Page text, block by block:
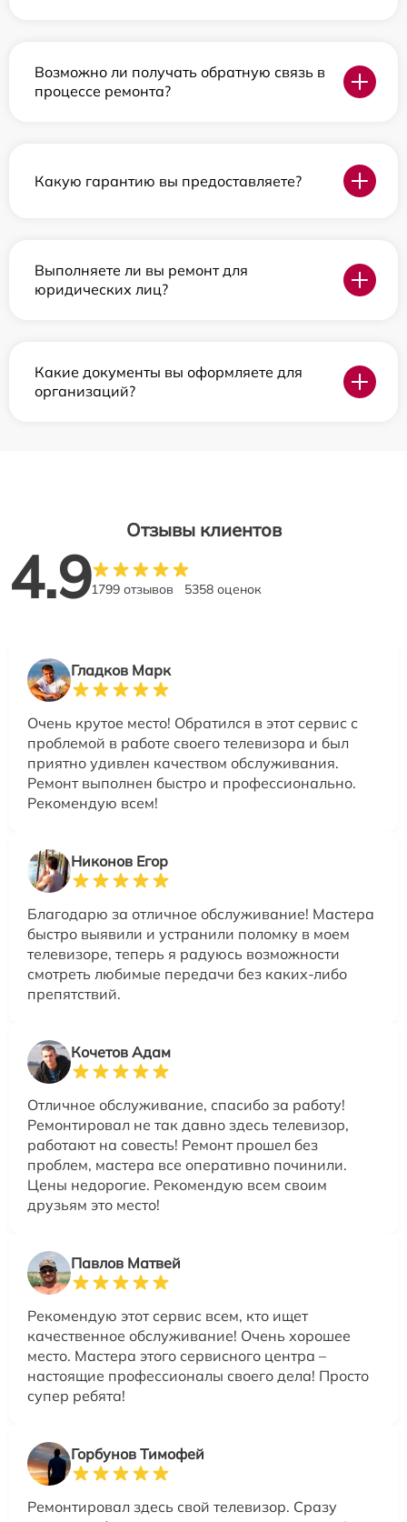
Возможно ли получать обратную связь в
процессе ремонта?
Какую гарантию вы предоставляете?
Выполняете ли вы ремонт для
юридических лиц?
Какие документы вы оформляете для
организаций?
Отзывы клиентов
4.91799 отзывов 5358 оценок
Гладков Марк
Очень крутое место! Обратился в этот сервис с
проблемой в работе своего телевизора и был
приятно удивлен качеством обслуживания.
Ремонт выполнен быстро и профессионально.
Рекомендую всем!
Никонов Егор
Благодарю за отличное обслуживание! Мастера
быстро выявили и устранили поломку в моем
телевизоре, теперь я радуюсь возможности
смотреть любимые передачи без каких-либо
препятствий.
Кочетов Адам
Отличное обслуживание, спасибо за работу!
Ремонтировал не так давно здесь телевизор,
работают на совесть! Ремонт прошел без
проблем, мастера все оперативно починили.
Цены недорогие. Рекомендую всем своим
друзьям это место!
Павлов Матвей
Рекомендую этот сервис всем, кто ищет
качественное обслуживание! Очень хорошее
место. Мастера этого сервисного центра –
настоящие профессионалы своего дела! Просто
супер ребята!
Горбунов Тимофей
Ремонтировал здесь свой телевизор. Сразу